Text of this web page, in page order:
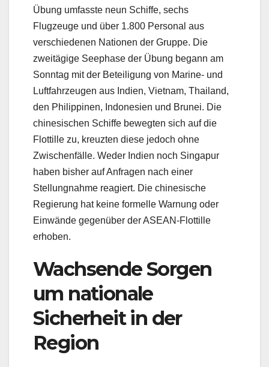
Übung umfasste neun Schiffe, sechs
Flugzeuge und über 1.800 Personal aus
verschiedenen Nationen der Gruppe. Die
zweitägige Seephase der Übung begann am
Sonntag mit der Beteiligung von Marine- und
Luftfahrzeugen aus Indien, Vietnam, Thailand,
den Philippinen, Indonesien und Brunei. Die
chinesischen Schiffe bewegten sich auf die
Flottille zu, kreuzten diese jedoch ohne
Zwischenfälle. Weder Indien noch Singapur
haben bisher auf Anfragen nach einer
Stellungnahme reagiert. Die chinesische
Regierung hat keine formelle Warnung oder
Einwände gegenüber der ASEAN-Flottille
erhoben.
Wachsende Sorgen
um nationale
Sicherheit in der
Region